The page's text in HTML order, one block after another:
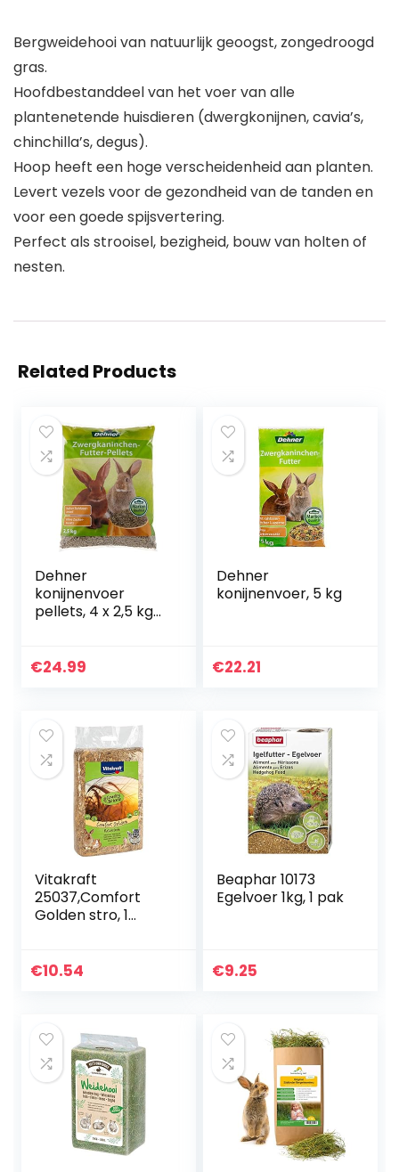
Bergweidehooi van natuurlijk geoogst, zongedroogd
gras.
Hoofdbestanddeel van het voer van alle
plantenetende huisdieren (dwergkonijnen, cavia’s,
chinchilla’s, degus).
Hoop heeft een hoge verscheidenheid aan planten.
Levert vezels voor de gezondheid van de tanden en
voor een goede spijsvertering.
Perfect als strooisel, bezigheid, bouw van holten of
nesten.
Related Products
Dehner
konijnenvoer
pellets, 4 x 2,5 kg
€24.99
Dehner
konijnenvoer, 5 kg
€22.21
Vitakraft
25037,Comfort
Golden stro, 1
€10.54
Beaphar 10173
Egelvoer 1kg, 1 pak
€9.25